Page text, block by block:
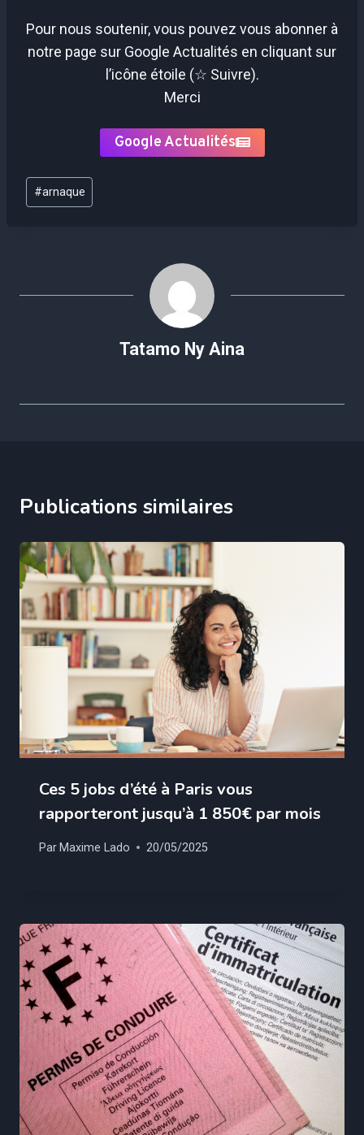
Pour nous soutenir, vous pouvez vous abonner à
notre page sur Google Actualités en cliquant sur
l’icône étoile (☆ Suivre).
Merci
Google Actualités
Étiquettes
de
#arnaque
Tatamo Ny Aina
Publications similaires
Ces 5 jobs d’été à Paris vous
rapporteront jusqu’à 1 850€ par mois
Par Maxime Lado 20/05/2025